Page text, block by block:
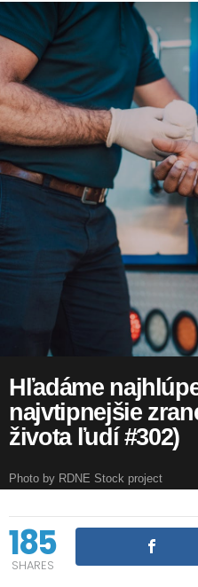
Hľadáme
najvtipnejšie
života ľudí #302)
Photo by RDNE Stock project
185
SHARES